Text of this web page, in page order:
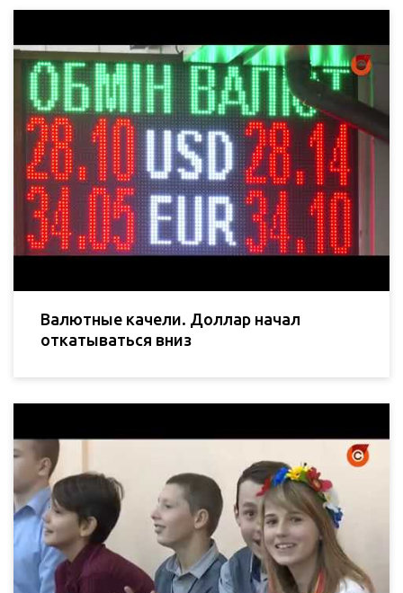
Валютные качели. Доллар начал
откатываться вниз